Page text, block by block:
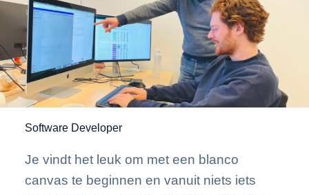
Software Developer
Je vindt het leuk om met een blanco
canvas te beginnen en vanuit niets iets